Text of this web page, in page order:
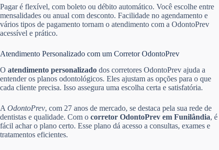
Pagar é flexível, com boleto ou débito automático. Você escolhe entre
mensalidades ou anual com desconto. Facilidade no agendamento e
vários tipos de pagamento tornam o atendimento com a OdontoPrev
acessível e prático.
Atendimento Personalizado com um Corretor OdontoPrev
O atendimento personalizado dos corretores OdontoPrev ajuda a
entender os planos odontológicos. Eles ajustam as opções para o que
cada cliente precisa. Isso assegura uma escolha certa e satisfatória.
A OdontoPrev, com 27 anos de mercado, se destaca pela sua rede de
dentistas e qualidade. Com o corretor OdontoPrev em Funilândia, é
fácil achar o plano certo. Esse plano dá acesso a consultas, exames e
tratamentos eficientes.